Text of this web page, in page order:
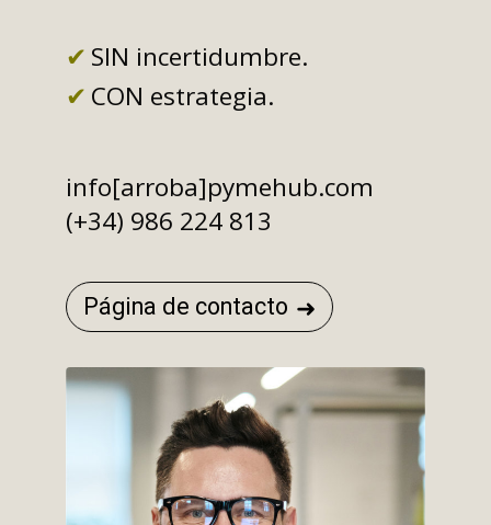
SIN incertidumbre.
CON estrategia.
info[arroba]pymehub.com
(+34) 986 224 813
Página de contacto